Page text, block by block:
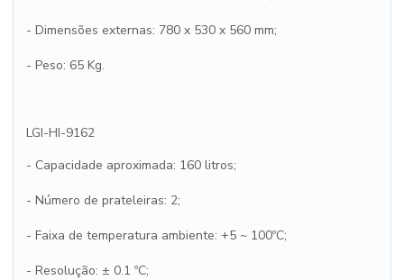
- Dimensões externas: 780 x 530 x 560 mm;
- Peso: 65 Kg.
LGI-HI-9162
- Capacidade aproximada: 160 litros;
- Número de prateleiras: 2;
- Faixa de temperatura ambiente: +5 ~ 100ºC;
- Resolução: ± 0.1 ºC;